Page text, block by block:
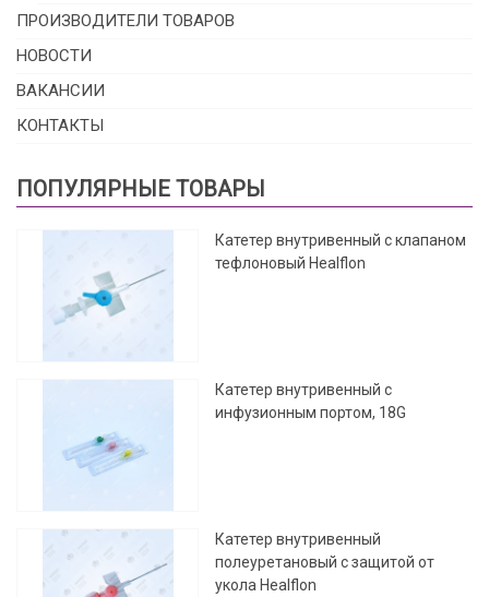
ПРОИЗВОДИТЕЛИ ТОВАРОВ
НОВОСТИ
ВАКАНСИИ
КОНТАКТЫ
ПОПУЛЯРНЫЕ ТОВАРЫ
Катетер внутривенный с клапаном
тефлоновый Healflon
Катетер внутривенный с
инфузионным портом, 18G
Катетер внутривенный
полеуретановый с защитой от
укола Healflon